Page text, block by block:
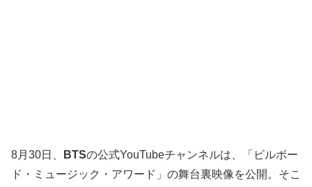
8月30日、 BTSの公式YouTubeチャンネルは、「ビルボー
ド・ミュージック・アワード」の舞台裏映像を公開。そこ